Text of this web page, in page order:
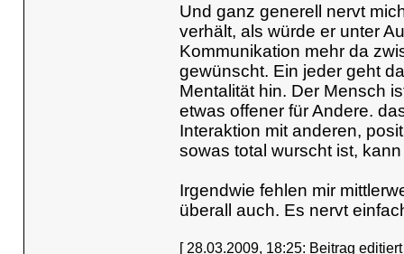
Und ganz generell nervt
verhält, als würde er unter
Kommunikation mehr da
gewünscht. Ein jeder geht
Mentalität hin. Der Mensch
etwas offener für Andere.
Interaktion mit anderen,
sowas total wurscht ist,
Irgendwie fehlen mir
überall auch. Es nervt
[ 28.03.2009, 18:25: Beitrag